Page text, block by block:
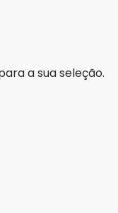
a sua seleção.